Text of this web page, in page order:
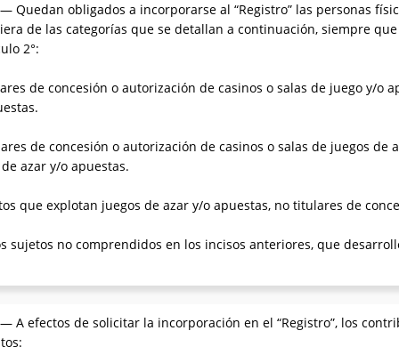
Quedan obligados a incorporarse al “Registro” las personas
de las categorías que se detallan a continuación, siempre
2°:
de concesión o autorización de casinos o salas de juego y/
de concesión o autorización de casinos o salas de juegos
azar y/o apuestas.
que explotan juegos de azar y/o apuestas, no titulares de
sujetos no comprendidos en los incisos anteriores, que
A efectos de solicitar la incorporación en el “Registro”, los